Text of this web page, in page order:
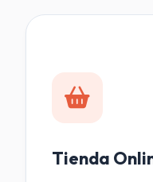
Tienda